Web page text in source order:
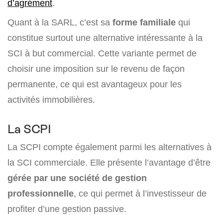
d’agrément.
Quant à la SARL, c’est sa forme familiale qui
constitue surtout une alternative intéressante à la
SCI à but commercial. Cette variante permet de
choisir une imposition sur le revenu de façon
permanente, ce qui est avantageux pour les
activités immobilières.
La SCPI
La SCPI compte également parmi les alternatives à
la SCI commerciale. Elle présente l’avantage d’être
gérée par une société de gestion
professionnelle, ce qui permet à l’investisseur de
profiter d’une gestion passive.